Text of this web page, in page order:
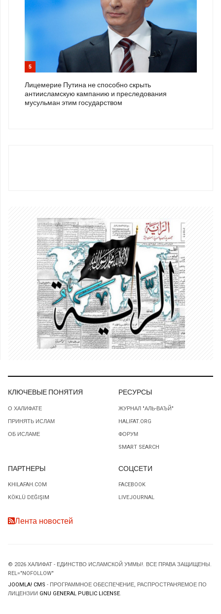
5
Лицемерие Путина не способно скрыть
антиисламскую кампанию и преследования
мусульман этим государством
КЛЮЧЕВЫЕ ПОНЯТИЯ
О ХАЛИФАТЕ
ПРИНЯТЬ ИСЛАМ
ОБ ИСЛАМЕ
РЕСУРСЫ
ЖУРНАЛ "АЛЬ-ВАЪЙ"
HALIFAT.ORG
ФОРУМ
SMART SEARCH
ПАРТНЕРЫ
KHILAFAH.COM
KÖKLÜ DEĞIŞIM
СОЦСЕТИ
FACEBOOK
LIVEJOURNAL
Лента новостей
© 2026 ХАЛИФАТ - ЕДИНСТВО ИСЛАМСКОЙ УММЫ!. ВСЕ ПРАВА ЗАЩИЩЕНЫ.
REL="NOFOLLOW"
JOOMLA! CMS - ПРОГРАММНОЕ ОБЕСПЕЧЕНИЕ, РАСПРОСТРАНЯЕМОЕ ПО
ЛИЦЕНЗИИ GNU GENERAL PUBLIC LICENSE.